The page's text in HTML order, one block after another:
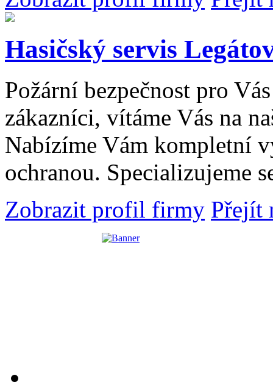
Hasičský servis
Požární bezpečnost pro
zákazníci, vítáme Vás na
Nabízíme Vám kompletní
ochranou. Specializujeme
Zobrazit profil firmy Přejít